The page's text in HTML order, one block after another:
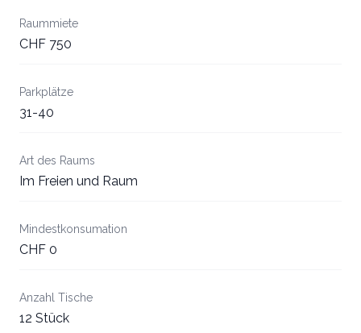
Raummiete
CHF 750
Parkplätze
31-40
Art des Raums
Im Freien und Raum
Mindestkonsumation
CHF 0
Anzahl Tische
12 Stück